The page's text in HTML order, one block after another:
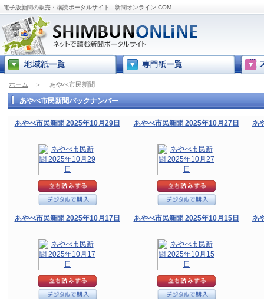
電子版新聞の販売・購読ポータルサイト - 新聞オンライン.COM
ホーム ＞ あやべ市民新聞
あやべ市民新聞バックナンバー
あやべ市民新聞 2025年10月29日 あやべ市民新聞 2025年10月27日 あ
あやべ市民新聞 2025年10月17日 あやべ市民新聞 2025年10月15日 あ